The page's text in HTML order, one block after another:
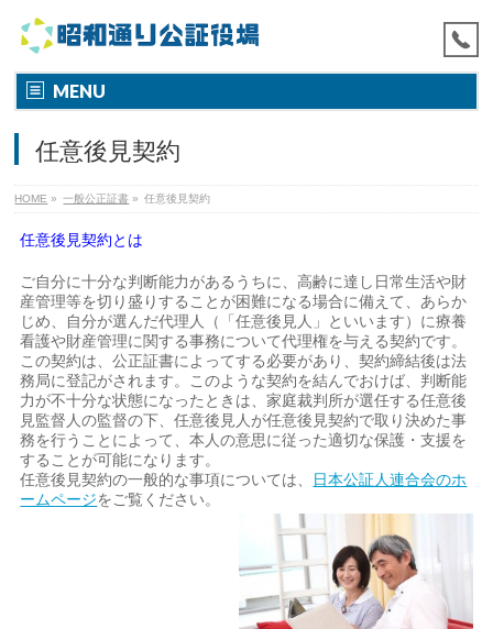
MENU
任意後見契約
HOME » 一般公正証書 » 任意後見契約
任意後見契約とは
ご自分に十分な判断能力があるうちに、高齢に達し日常生活や財
産管理等を切り盛りすることが困難になる場合に備えて、あらか
じめ、自分が選んだ代理人（「任意後見人」といいます）に療養
看護や財産管理に関する事務について代理権を与える契約です。
この契約は、公正証書によってする必要があり、契約締結後は法
務局に登記がされます。このような契約を結んでおけば、判断能
力が不十分な状態になったときは、家庭裁判所が選任する任意後
見監督人の監督の下、任意後見人が任意後見契約で取り決めた事
務を行うことによって、本人の意思に従った適切な保護・支援を
することが可能になります。
任意後見契約の一般的な事項については、 日本公証人連合会のホ
ームページをご覧ください。